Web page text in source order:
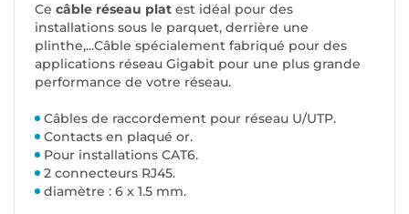
Ce câble réseau plat est idéal pour des
installations sous le parquet, derrière une
plinthe,...Câble spécialement fabriqué pour des
applications réseau Gigabit pour une plus grande
performance de votre réseau.
Câbles de raccordement pour réseau U/UTP.
Contacts en plaqué or.
Pour installations CAT6.
2 connecteurs RJ45.
diamètre : 6 x 1.5 mm.